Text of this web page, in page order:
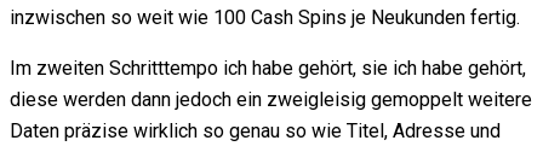
inzwischen so weit wie 100 Cash Spins je Neukunden fertig.
Im zweiten Schritttempo ich habe gehört, sie ich habe gehört,
diese werden dann jedoch ein zweigleisig gemoppelt weitere
Daten präzise wirklich so genau so wie Titel, Adresse und